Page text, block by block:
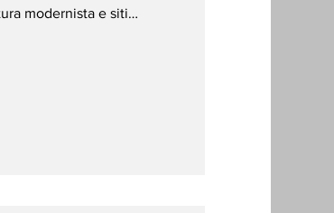
modernista e siti